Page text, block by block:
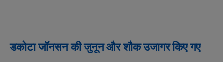
डकोटा जॉनसन की जुनून और शौक उजागर किए गए